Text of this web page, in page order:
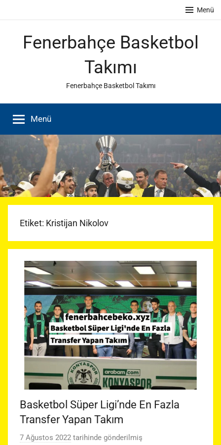
Menü
Fenerbahçe Basketbol
Takımı
Fenerbahçe Basketbol Takımı
Menü
Etiket: Kristijan Nikolov
Basketbol Süper Ligi’nde En Fazla
Transfer Yapan Takım
7 Ağustos 2022 tarihinde gönderilmiş